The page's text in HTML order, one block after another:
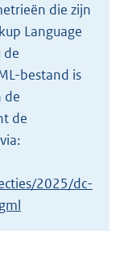
die zijn
Language
de
bestand is
de
de
2025/dc-